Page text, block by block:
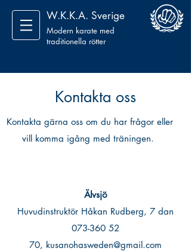
W.K.K.A. Sverige
Modern karate med
traditionella rötter
Kontakta oss
Kontakta gärna oss om du har frågor eller
vill komma igång med träningen.
Älvsjö
Huvudinstruktör Håkan Rudberg, 7 dan
073-360 52
70, kusanohasweden@gmail.com